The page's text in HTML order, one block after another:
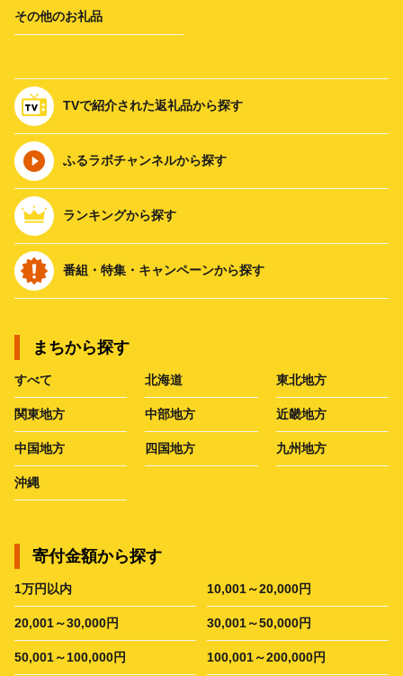
その他のお礼品
TVで紹介された返礼品から探す
ふるラボチャンネルから探す
ランキングから探す
番組・特集・キャンペーンから探す
まちから探す
すべて 北海道 東北地方
関東地方 中部地方 近畿地方
中国地方 四国地方 九州地方
沖縄
寄付金額から探す
1万円以内 10,001～20,000円
20,001～30,000円 30,001～50,000円
50,001～100,000円 100,001～200,000円